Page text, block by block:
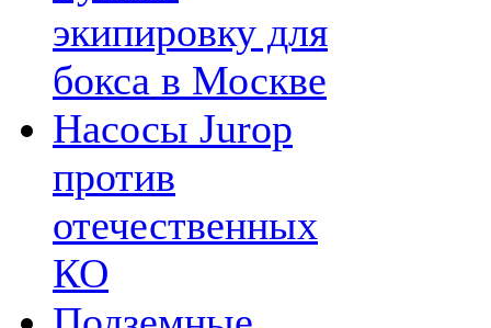
экипировку для
бокса в Москве
Насосы Jurop
против
отечественных
КО